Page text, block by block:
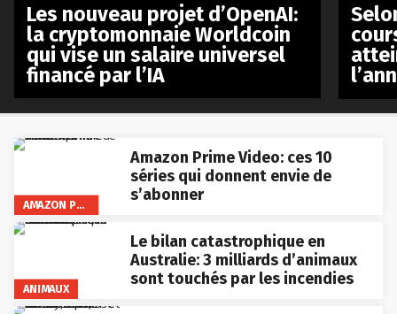
AMAZON PRIME VIDEO
Amazon Prime Video: ces 10
séries qui donnent envie de
s’abonner
ANIMAUX
Le bilan catastrophique en
Australie: 3 milliards d’animaux
sont touchés par les incendies
Les nouveau projet d’OpenAI:
la cryptomonnaie Worldcoin
qui vise un salaire universel
financé par l’IA